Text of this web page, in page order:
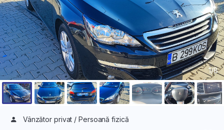
1/8
Vânzător privat / Persoană fizică